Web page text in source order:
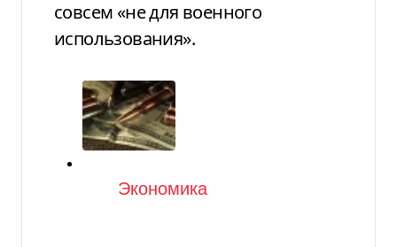
совсем «не для военного
использования».
Категория
Экономика